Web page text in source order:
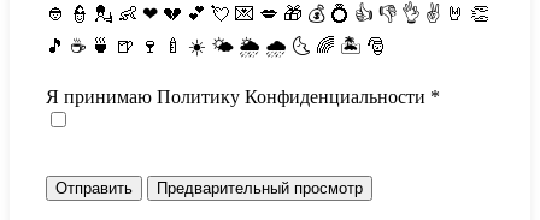
👲 👮 💂 👶 ❤ 💔 💕 💘 💌 💋 🎁 💰 💍 👍 👎 👌 ✌️ 🤘 👏
🎵 ☕️ 🍵 🍺 🍷 🍼 ☀️ 🌤 🌦 🌧 🌜 🌈 🏝 🎅
Я принимаю Политику Конфиденциальности *